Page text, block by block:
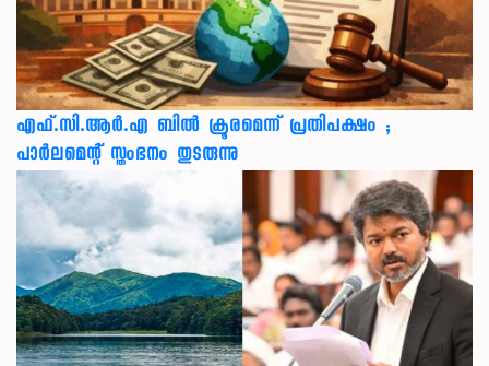
എഫ്.സി.ആർ.എ ബിൽ ക്രൂരമെന്ന് പ്രതിപക്ഷം ;
പാർലമെന്റ് സ്തംഭനം തുടരുന്നു